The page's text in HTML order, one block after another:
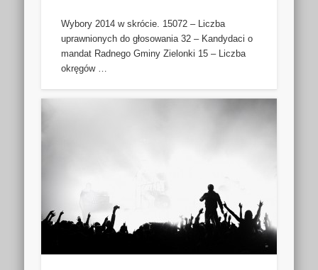
Wybory 2014 w skrócie. 15072 – Liczba
uprawnionych do głosowania 32 – Kandydaci o
mandat Radnego Gminy Zielonki 15 – Liczba
okręgów …